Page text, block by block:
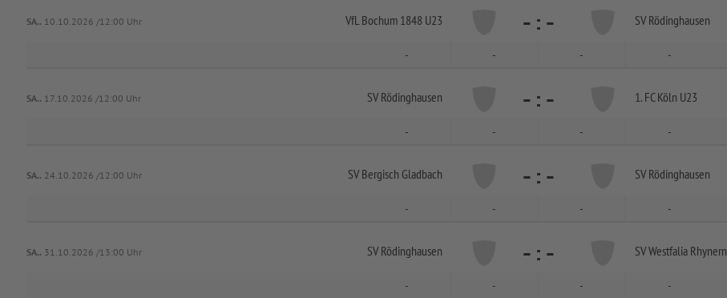
SA.. 10.10.2026 /12:00 Uhr VfL Bochum 1848 U23 - : - SV Rödinghausen
- - - -
SA.. 17.10.2026 /12:00 Uhr SV Rödinghausen - : - 1. FC Köln U23
- - - -
SA.. 24.10.2026 /12:00 Uhr SV Bergisch Gladbach - : - SV Rödinghausen
- - - -
SA.. 31.10.2026 /13:00 Uhr SV Rödinghausen - : - SV Westfalia Rhynern
- - - -